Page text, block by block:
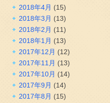
2018年4月 (15)
2018年3月 (13)
2018年2月 (11)
2018年1月 (13)
2017年12月 (12)
2017年11月 (13)
2017年10月 (14)
2017年9月 (14)
2017年8月 (15)